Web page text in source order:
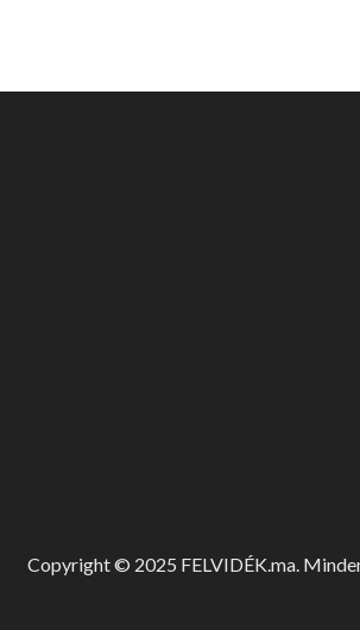
Copyright © 2025 FELVIDÉK.ma.